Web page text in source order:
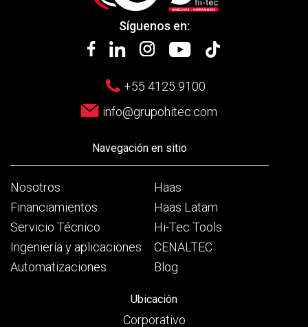
Síguenos en:
+55 4125 9100
info@grupohitec.com
Navegación en sitio
Nosotros
Financiamientos
Servicio Técnico
Ingeniería y aplicaciones
Automatizaciones
Haas
Haas Latam
Hi-Tec Tools
CENALTEC
Blog
Ubicación
Corporativo